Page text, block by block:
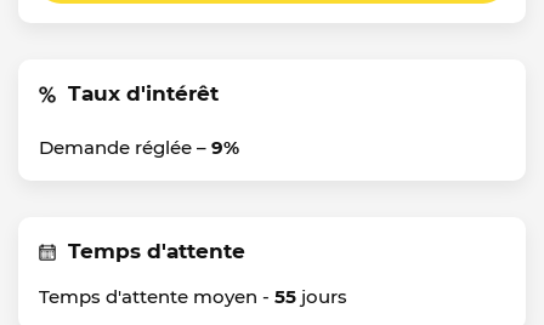
Taux d'intérêt
Demande réglée – 9%
Temps d'attente
Temps d'attente moyen - 55 jours